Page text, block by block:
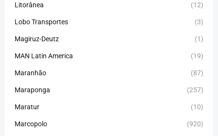
Litorânea (12)
Lobo Transportes (3)
Magiruz-Deutz (1)
MAN Latin America (19)
Maranhão (87)
Maraponga (257)
Maratur (10)
Marcopolo (920)